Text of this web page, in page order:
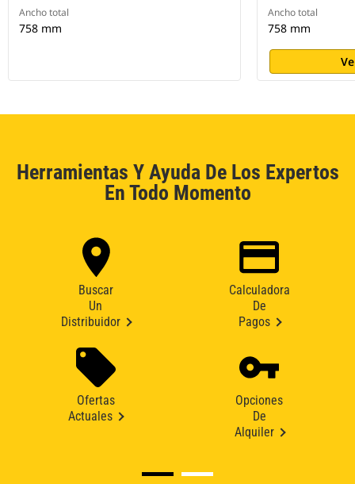
Ancho total
758 mm
Ancho total
758 mm
Herramientas Y Ayuda De Los Expertos
En Todo Momento
Buscar
Un
Distribuidor
Calculadora
De
Pagos
Ofertas
Actuales
Opciones
De
Alquiler